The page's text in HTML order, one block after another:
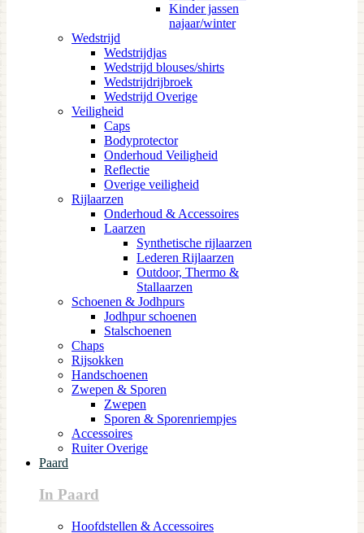
Kinder jassen
najaar/winter
Wedstrijd
Wedstrijdjas
Wedstrijd blouses/shirts
Wedstrijdrijbroek
Wedstrijd Overige
Veiligheid
Caps
Bodyprotector
Onderhoud Veiligheid
Reflectie
Overige veiligheid
Rijlaarzen
Onderhoud & Accessoires
Laarzen
Synthetische rijlaarzen
Lederen Rijlaarzen
Outdoor, Thermo &
Stallaarzen
Schoenen & Jodhpurs
Jodhpur schoenen
Stalschoenen
Chaps
Rijsokken
Handschoenen
Zwepen & Sporen
Zwepen
Sporen & Sporenriempjes
Accessoires
Ruiter Overige
Paard
In Paard
Hoofdstellen & Accessoires